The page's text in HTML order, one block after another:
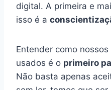
digital. A primeira e
isso é a
Entender como
usados é o primeiro
Não basta apenas